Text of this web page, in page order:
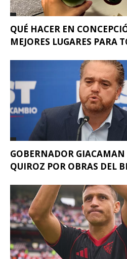
QUÉ HACER EN
MEJORES LUGARES PARA
GOBERNADOR
QUIROZ POR OBRAS DEL